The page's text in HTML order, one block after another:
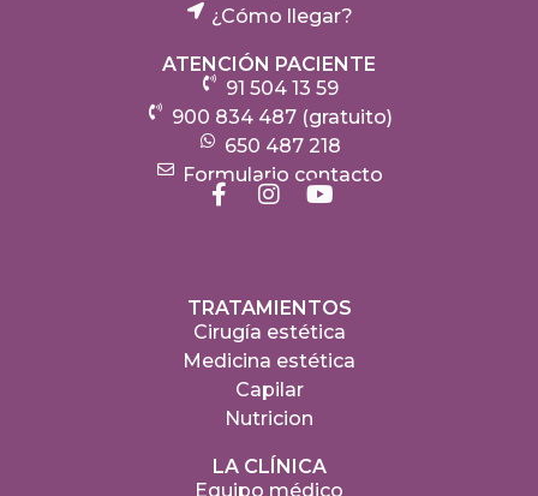
¿Cómo llegar?
ATENCIÓN PACIENTE
91 504 13 59
900 834 487 (gratuito)
650 487 218
Formulario contacto
TRATAMIENTOS
Cirugía estética
Medicina estética
Capilar
Nutricion
LA CLÍNICA
Equipo médico